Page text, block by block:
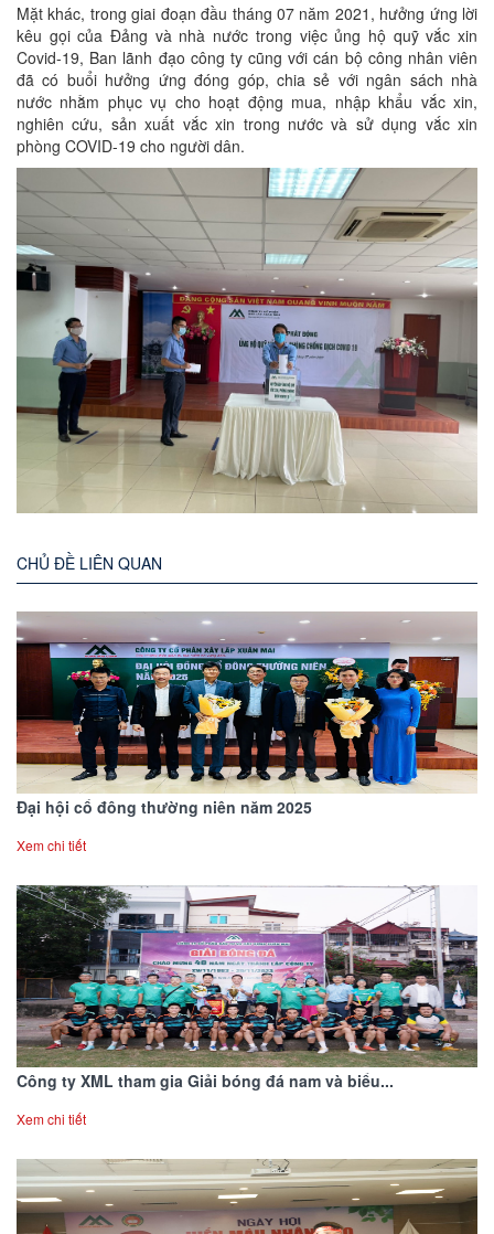
Mặt khác, trong giai đoạn đầu tháng 07 năm 2021, hưởng ứng lời
kêu gọi của Đảng và nhà nước trong việc ủng hộ quỹ vắc xin
Covid-19, Ban lãnh đạo công ty cũng với cán bộ công nhân viên
đã có buổi hưởng ứng đóng góp, chia sẻ với ngân sách nhà
nước nhằm phục vụ cho hoạt động mua, nhập khẩu vắc xin,
nghiên cứu, sản xuất vắc xin trong nước và sử dụng vắc xin
phòng COVID-19 cho người dân.
CHỦ ĐỀ LIÊN QUAN
Đại hội cổ đông thường niên năm 2025
Xem chi tiết
Công ty XML tham gia Giải bóng đá nam và biểu...
Xem chi tiết